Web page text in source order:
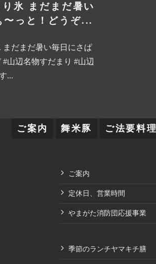
氷 まだまだ暑い
〜っと！どうぞ...
まだまだ暑い毎日にさぱ
#山辺名物すだまり #山辺
...
ご案内 舞米豚 ご法要料理
ご案内
定休日、営業時間
やまがた消防団応援事業
季節のランチヤマキチ膳